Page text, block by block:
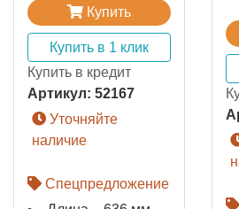
Купить
Купить в 1 клик
Купить в кредит
Артикул: 52167
Уточняйте
наличие
Спецпредложение